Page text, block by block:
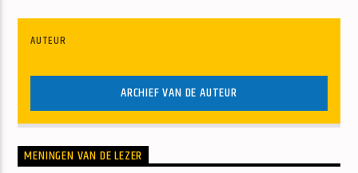
AUTEUR
ARCHIEF VAN DE AUTEUR
MENINGEN VAN DE LEZER